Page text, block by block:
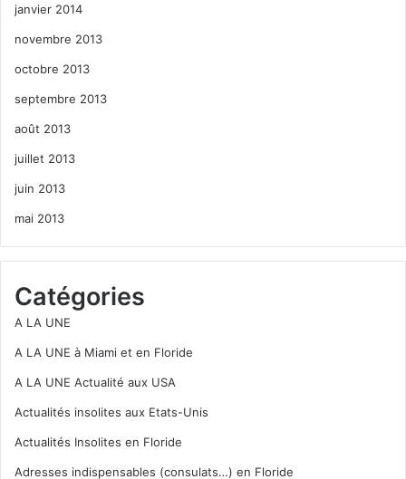
janvier 2014
novembre 2013
octobre 2013
septembre 2013
août 2013
juillet 2013
juin 2013
mai 2013
Catégories
A LA UNE
A LA UNE à Miami et en Floride
A LA UNE Actualité aux USA
Actualités insolites aux Etats-Unis
Actualités Insolites en Floride
Adresses indispensables (consulats…) en Floride